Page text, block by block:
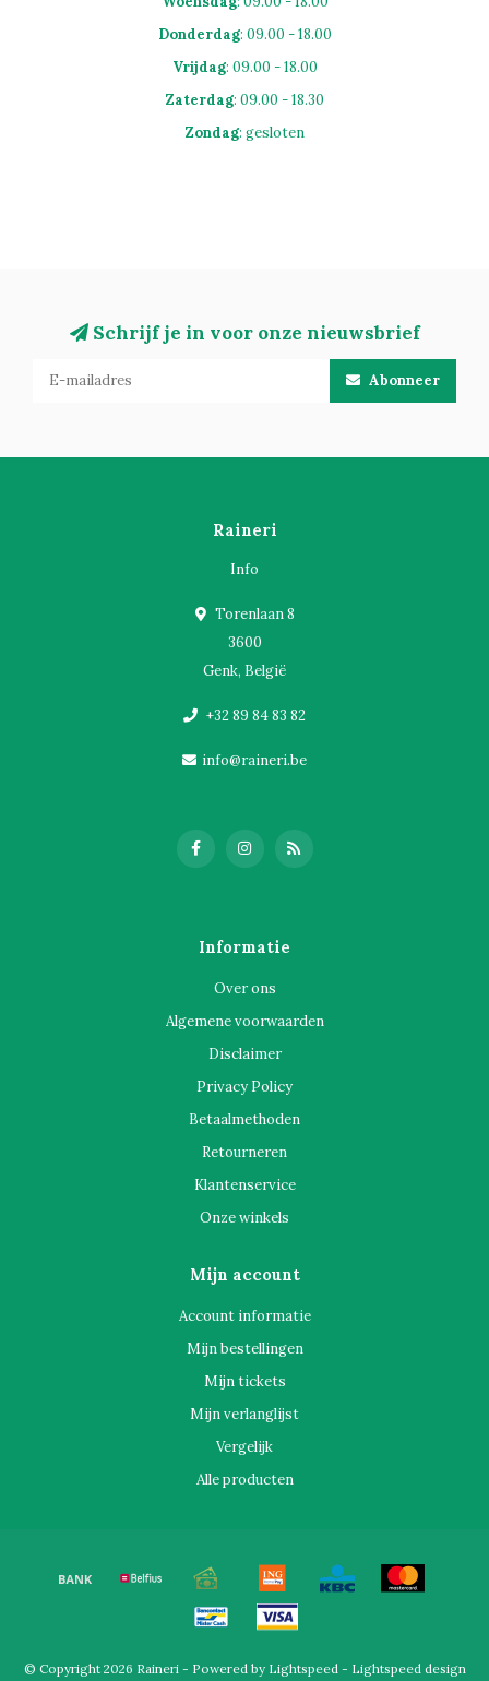
Donderdag: 09.00 - 18.00
Vrijdag: 09.00 - 18.00
Zaterdag: 09.00 - 18.30
Zondag: gesloten
Schrijf je in voor onze nieuwsbrief
Abonneer
Raineri
Info
Torenlaan 8
3600
Genk, België
+32 89 84 83 82
info@raineri.be
Informatie
Over ons
Algemene voorwaarden
Disclaimer
Privacy Policy
Betaalmethoden
Retourneren
Klantenservice
Onze winkels
Mijn account
Account informatie
Mijn bestellingen
Mijn tickets
Mijn verlanglijst
Vergelijk
Alle producten
© Copyright 2026 Raineri - Powered by Lightspeed- Lightspeed design